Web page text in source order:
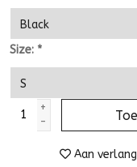
Size: *
+
-
Aan